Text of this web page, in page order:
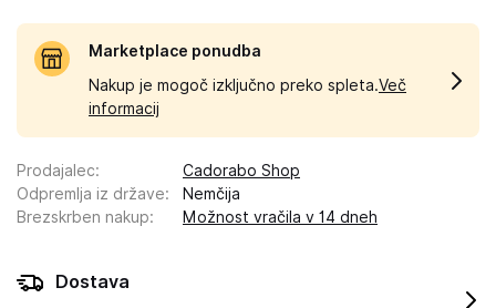
Marketplace ponudba
Nakup je mogoč izključno preko spleta.Več
informacij
Prodajalec:
Cadorabo Shop
Odpremlja iz države:
Nemčija
Brezskrben nakup: Možnost vračila v 14 dneh
Dostava